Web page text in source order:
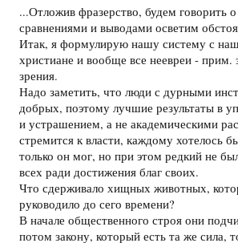
...Отложив фразерство, будем говорить
сравнениями и выводами осветим
Итак, я формулирую нашу систему с
христиане и вообще все неевреи - прим.
зрения.
Надо заметить, что люди с дурными
добрых, поэтому лучшие результаты в
и устрашением, а не академическими
стремится к власти, каждому хотелось
только он мог, но при этом редкий не
всех ради достижения благ своих.
Что сдерживало хищных животных,
руководило до сего времени?
В начале общественного строя они
потом закону, который есть та же сила,